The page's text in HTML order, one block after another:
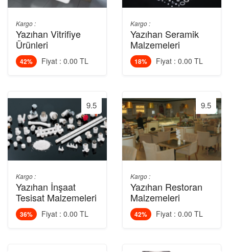
Kargo :
Yazıhan Vitrifiye
Ürünleri
42% Fiyat : 0.00 TL
9.5
Kargo :
Yazıhan İnşaat
Tesisat Malzemeleri
36% Fiyat : 0.00 TL
Kargo :
Yazıhan Seramik
Malzemeleri
18% Fiyat : 0.00 TL
9.5
Kargo :
Yazıhan Restoran
Malzemeleri
42% Fiyat : 0.00 TL